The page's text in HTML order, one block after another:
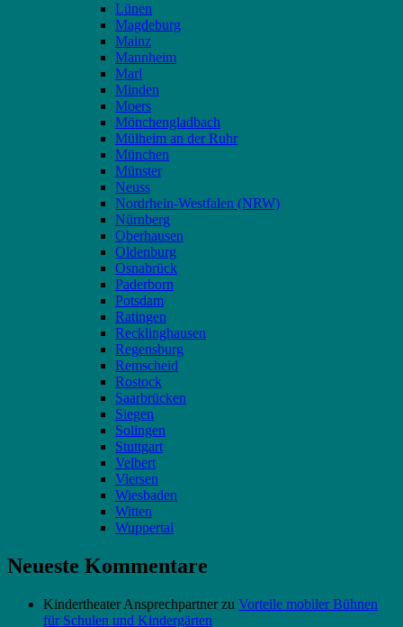
Lünen
Magdeburg
Mainz
Mannheim
Marl
Minden
Moers
Mönchengladbach
Mülheim an der Ruhr
München
Münster
Neuss
Nordrhein-Westfalen (NRW)
Nürnberg
Oberhausen
Oldenburg
Osnabrück
Paderborn
Potsdam
Ratingen
Recklinghausen
Regensburg
Remscheid
Rostock
Saarbrücken
Siegen
Solingen
Stuttgart
Velbert
Viersen
Wiesbaden
Witten
Wuppertal
Neueste Kommentare
Kindertheater Ansprechpartner zu Vorteile mobiler Bühnen
für Schulen und Kindergärten